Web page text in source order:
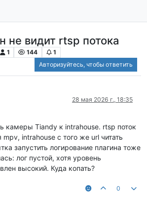
не видит rtsp потока
1 144
1
Авторизуйтесь, чтобы ответить
28 мая 2026 г., 18:35
камеры Tiandy к intrahouse. rtsp поток
mpv, intrahouse с того же url читать
запустить логирование плагина тоже
лог пустой, хотя уровень
высокий. Куда копать?
0